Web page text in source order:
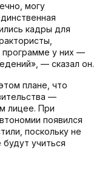
могу
кадры для
программе у них —
— сказал он.
плане, что
—
лицее. При
появился
поскольку не
учиться